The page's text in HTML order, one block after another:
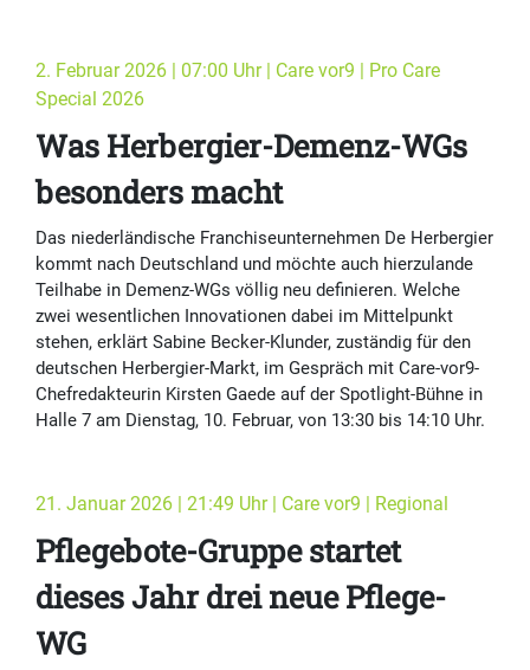
2. Februar 2026 | 07:00 Uhr | Care vor9 | Pro Care
Special 2026
Was Herbergier-Demenz-WGs
besonders macht
Das niederländische Franchiseunternehmen De Herbergier
kommt nach Deutschland und möchte auch hierzulande
Teilhabe in Demenz-WGs völlig neu definieren. Welche
zwei wesentlichen Innovationen dabei im Mittelpunkt
stehen, erklärt Sabine Becker-Klunder, zuständig für den
deutschen Herbergier-Markt, im Gespräch mit Care-vor9-
Chefredakteurin Kirsten Gaede auf der Spotlight-Bühne in
Halle 7 am Dienstag, 10. Februar, von 13:30 bis 14:10 Uhr.
21. Januar 2026 | 21:49 Uhr | Care vor9 | Regional
Pflegebote-Gruppe startet
dieses Jahr drei neue Pflege-
WG